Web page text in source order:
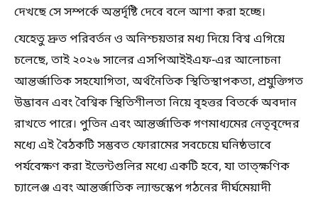
দেখছে সে সম্পর্কে অন্তর্দৃষ্টি দেবে বলে আশা করা হচ্ছে।
যেহেতু দ্রুত পরিবর্তন ও অনিশ্চয়তার মধ্য দিয়ে বিশ্ব এগিয়ে
চলেছে, তাই ২০২৬ সালের এসপিআইইএফ-এর আলোচনা
আন্তর্জাতিক সহযোগিতা, অর্থনৈতিক স্থিতিস্থাপকতা, প্রযুক্তিগত
উদ্ভাবন এবং বৈশ্বিক স্থিতিশীলতা নিয়ে বৃহত্তর বিতর্কে অবদান
রাখতে পারে। পুতিন এবং আন্তর্জাতিক গণমাধ্যমের নেতৃবৃন্দের
মধ্যে এই বৈঠকটি সম্ভবত ফোরামের সবচেয়ে ঘনিষ্ঠভাবে
পর্যবেক্ষণ করা ইভেন্টগুলির মধ্যে একটি হবে, যা তাত্ক্ষণিক
চ্যালেঞ্জ এবং আন্তর্জাতিক ল্যান্ডস্কেপ গঠনের দীর্ঘমেয়াদী